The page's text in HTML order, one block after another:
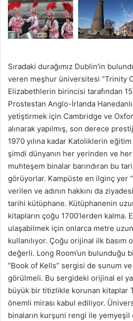
Sıradaki durağımız Dublin’in
veren meşhur üniversitesi “Trinity
Elizabethlerin birincisi tarafından
Prostestan Anglo-İrlanda
yetiştirmek için Cambridge ve
alınarak yapılmış, son derece
1970 yılına kadar Katoliklerin
şimdi dünyanın her yerinden ve
muhteşem binalar barındıran bu
görüyorlar. Kampüste en ilginç yer
verilen ve adının hakkını da
tarihi kütüphane. Kütüphanenin
kitapların çoğu 1700’lerden kalma.
ulaşabilmek için onlarca metre
kullanılıyor. Çoğu orijinal ilk basım
değerli. Long Room’un bulunduğu
“Book of Kells” sergisi de sunum
görülmeli. Bu sergideki orijinal el
büyük bir titizlikle korunan kitaplar
önemli mirası kabul ediliyor.
binaların kurşuni rengi ile yemyeşil